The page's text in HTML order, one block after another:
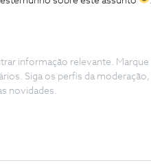
informação relevante.
Siga os perfis da
novidades.